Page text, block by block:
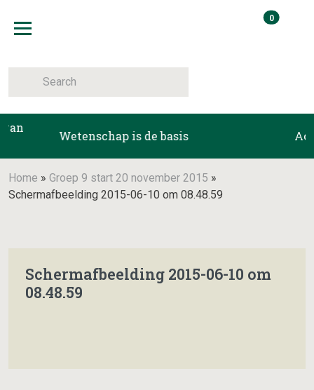
0items in
Home » Groep 9 start 20 november 2015 »
Schermafbeelding 2015-06-10 om 08.48.59
Schermafbeelding 2015-06-10 om
08.48.59